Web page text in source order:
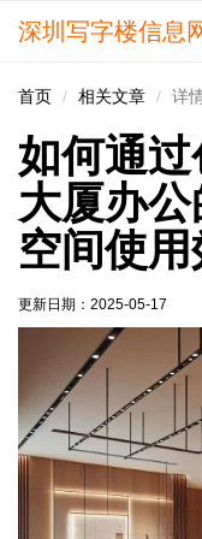
深圳写字楼信息
首页 相关文章 详
如何通
大厦办
空间使
更新日期： 2025-05-17